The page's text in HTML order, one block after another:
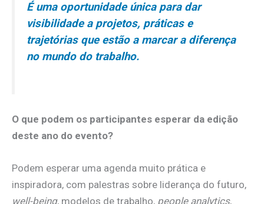
É uma oportunidade única para dar
visibilidade a projetos, práticas e
trajetórias que estão a marcar a diferença
no mundo do trabalho.
O que podem os participantes esperar da edição
deste ano do evento?
Podem esperar uma agenda muito prática e
inspiradora, com palestras sobre liderança do futuro,
well-being, modelos de trabalho, people analytics,